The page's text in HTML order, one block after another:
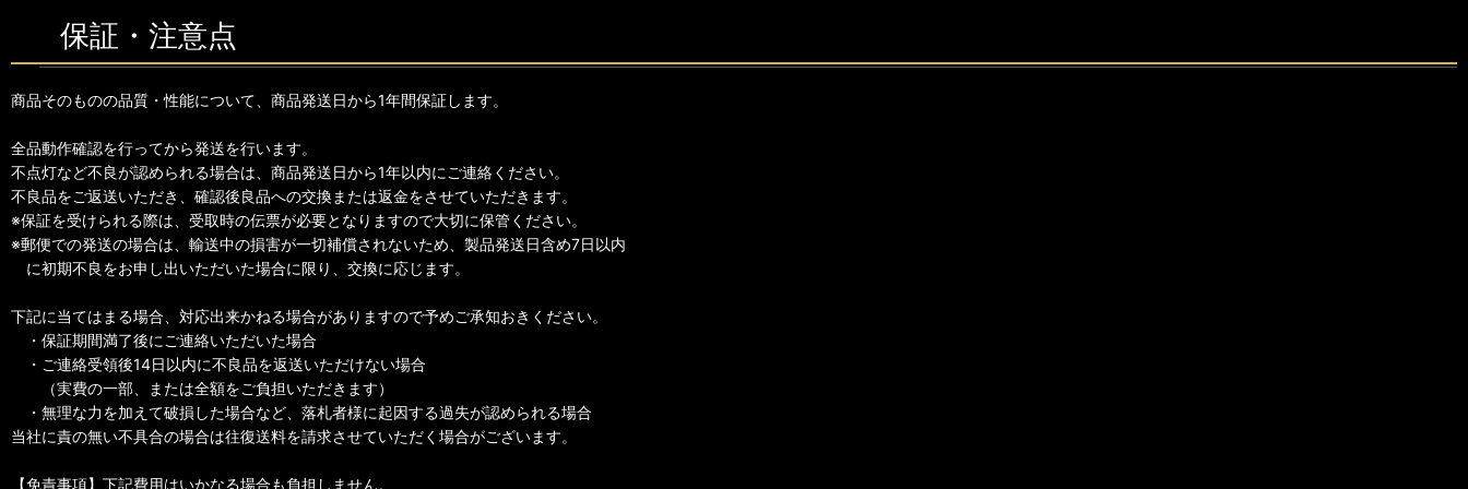
保証・注意点
商品そのものの品質・性能について、商品発送日から1年間保証します。
全品動作確認を行ってから発送を行います。
不点灯など不良が認められる場合は、商品発送日から1年以内にご連絡ください。
不良品をご返送いただき、確認後良品への交換または返金をさせていただきます。
※保証を受けられる際は、受取時の伝票が必要となりますので大切に保管ください。
※郵便での発送の場合は、輸送中の損害が一切補償されないため、製品発送日含め7日以内
に初期不良をお申し出いただいた場合に限り、交換に応じます。
下記に当てはまる場合、対応出来かねる場合がありますので予めご承知おきください。
・保証期間満了後にご連絡いただいた場合
・ご連絡受領後14日以内に不良品を返送いただけない場合
（実費の一部、または全額をご負担いただきます）
・無理な力を加えて破損した場合など、落札者様に起因する過失が認められる場合
当社に責の無い不具合の場合は往復送料を請求させていただく場合がございます。
【免責事項】下記費用はいかなる場合も負担しません。